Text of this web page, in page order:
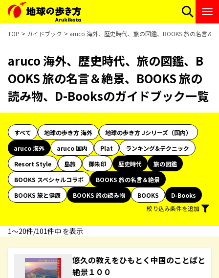
TOP ガイドブック aruco 海外、歴史時代、旅の図鑑、BOOKS 旅の名言＆
aruco 海外、歴史時代、旅の図鑑、B
OOKS 旅の名言＆絶景、BOOKS 旅の
読み物、D-Booksのガイドブック一覧
すべて 地球の歩き方 海外
地球の歩き方 Jシリーズ（国内）
aruco 海外
aruco 国内 Plat
ランキング&テクニック
Resort Style
島旅 御朱印 歴史時代
旅の図鑑
BOOKS スペシャルコラボ
BOOKS 旅の名言＆絶景
BOOKS 旅と健康
BOOKS 旅の読み物 BOOKS
D-Books
絞り込み条件を追加
1〜20件/101件中 を表示
悠久の教えをひもとく中国のことばと
絶景１００